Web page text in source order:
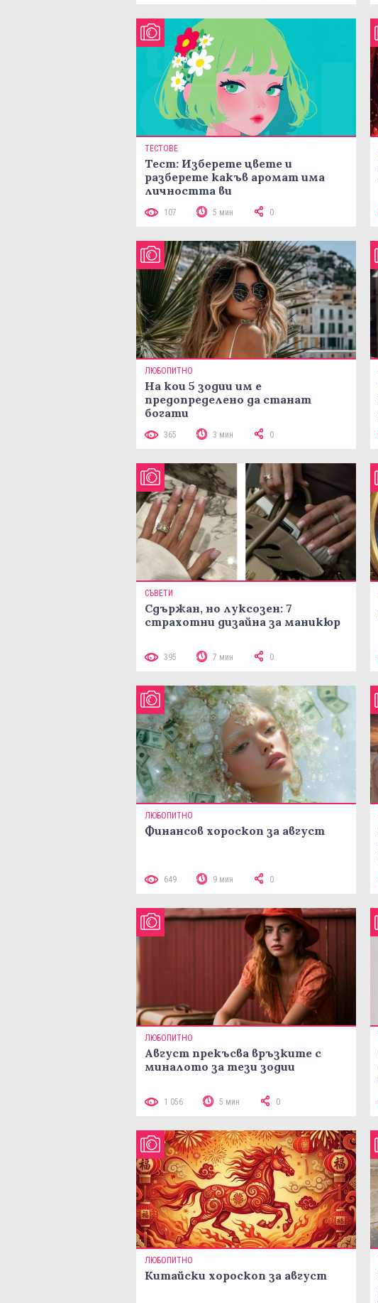
ТЕСТОВЕ
Тест: Изберете цвете и
разберете какъв аромат има
личността ви
107 5 мин 0
ЛЮБОПИТНО
На кои 5 зодии им е
предопределено да станат
богати
365 3 мин 0
СЪВЕТИ
Сдържан, но луксозен: 7
страхотни дизайна за маникюр
395 7 мин 0
ЛЮБОПИТНО
Финансов хороскоп за август
649 9 мин 0
ЛЮБОПИТНО
Август прекъсва връзките с
миналото за тези зодии
1 056 5 мин 0
ЛЮБОПИТНО
Китайски хороскоп за август